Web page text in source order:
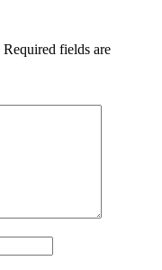
Required fields are